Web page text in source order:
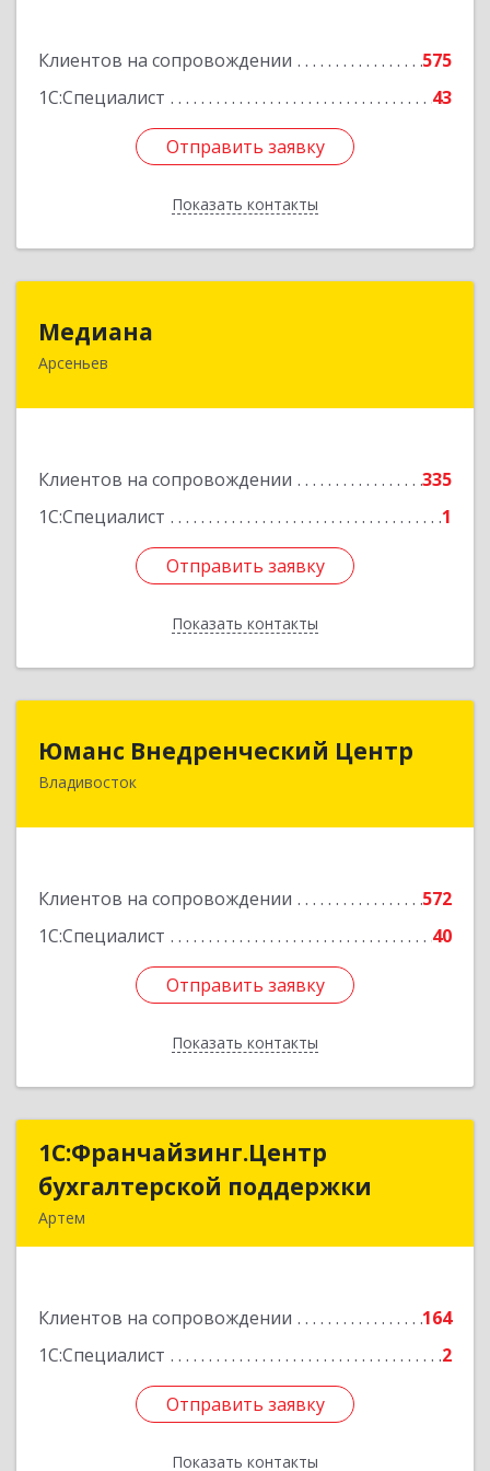
Клиентов на сопровождении
575
1С:Специалист
43
Отправить заявку
Показать контакты
Отправить заявку
Назад
Медиана
Арсеньев
Клиентов на сопровождении
335
1С:Специалист
1
Отправить заявку
Показать контакты
Отправить заявку
Назад
Юманс Внедренческий Центр
Владивосток
Клиентов на сопровождении
572
1С:Специалист
40
Отправить заявку
Показать контакты
Юманс Внедренческий Центр
690014, Приморский край, Владивосток г,
Отправить заявку
Назад
1С:Франчайзинг.Центр
бухгалтерской поддержки
Артем
Клиентов на сопровождении
164
1С:Специалист
2
Отправить заявку
Показать контакты
1С:Франчайзинг.Центр
бухгалтерской поддержки
Подробнее
Отправить заявку
Назад